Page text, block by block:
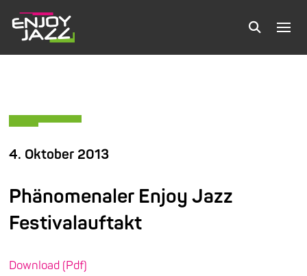
4. Oktober 2013
Phänomenaler Enjoy Jazz
Festivalauftakt
Download (Pdf)